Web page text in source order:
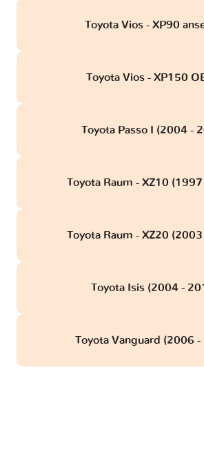
Toyota Vios - XP90
Toyota Vios - XP150
Toyota Passo I (2004 -
Toyota Raum - XZ10
Toyota Raum - XZ20
Toyota Isis (2004 -
Toyota Vanguard (2006 -